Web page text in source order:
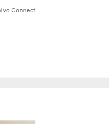
Connect